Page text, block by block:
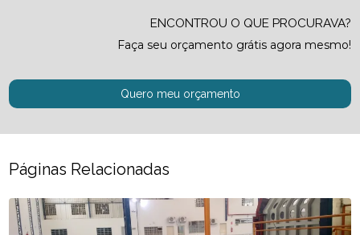
ENCONTROU O QUE PROCURAVA?
Faça seu orçamento grátis agora mesmo!
Quero meu orçamento
Páginas Relacionadas